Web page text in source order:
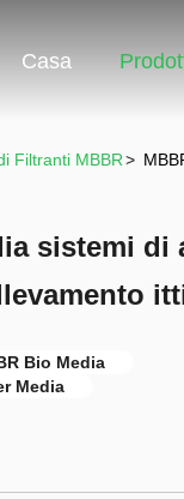
Casa
Filtranti MBBR>
sistemi
Bio Media
Media